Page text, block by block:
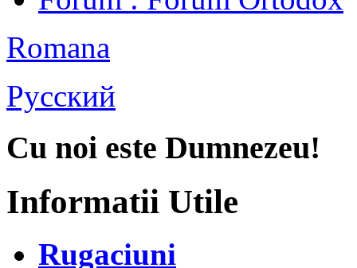
Romana
Русский
Cu noi este Dumnezeu!
Informatii Utile
Rugaciuni